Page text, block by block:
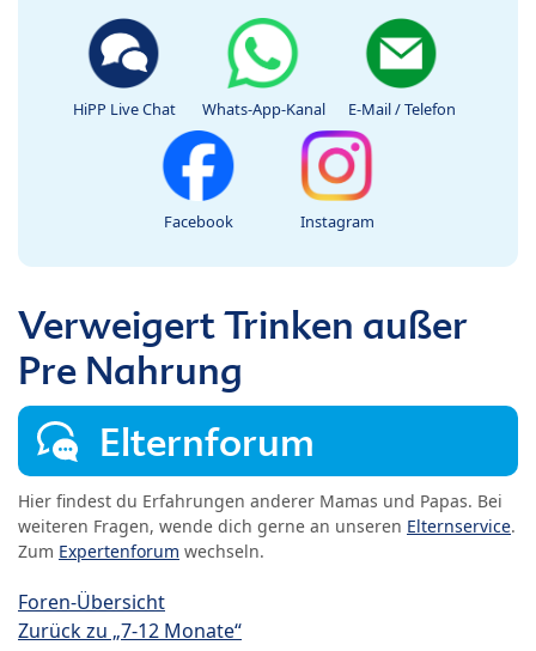
HiPP Live Chat Whats-App-Kanal E-Mail / Telefon
Facebook Instagram
Verweigert Trinken außer
Pre Nahrung
Elternforum
Hier findest du Erfahrungen anderer Mamas und Papas. Bei
weiteren Fragen, wende dich gerne an unseren Elternservice.
Zum Expertenforum wechseln.
Foren-Übersicht
Zurück zu „7-12 Monate“